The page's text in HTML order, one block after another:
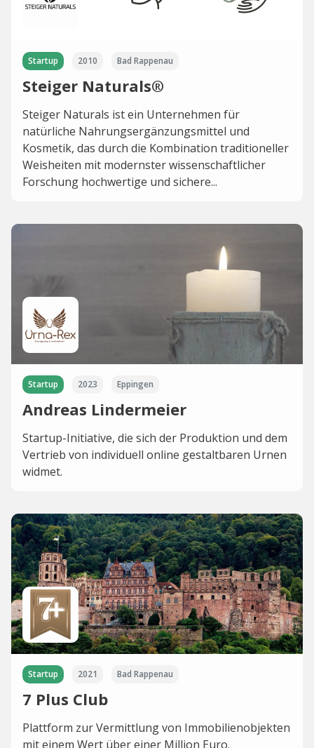
Startup 2010 Bad Rappenau
Steiger Naturals®
Steiger Naturals ist ein Unternehmen für
natürliche Nahrungsergänzungsmittel und
Kosmetik, das durch die Kombination traditioneller
Weisheiten mit modernster wissenschaftlicher
Forschung hochwertige und sichere...
Startup 2023 Eppingen
Andreas Lindermeier
Startup-Initiative, die sich der Produktion und dem
Vertrieb von individuell online gestaltbaren Urnen
widmet.
Startup 2021 Bad Rappenau
7 Plus Club
Plattform zur Vermittlung von Immobilienobjekten
mit einem Wert über einer Million Euro.